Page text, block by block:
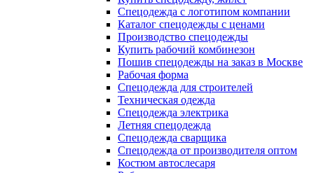
Спецодежда с логотипом компании
Каталог спецодежды с ценами
Производство спецодежды
Купить рабочий комбинезон
Пошив спецодежды на заказ в Москве
Рабочая форма
Спецодежда для строителей
Техническая одежда
Спецодежда электрика
Летняя спецодежда
Спецодежда сварщика
Спецодежда от производителя оптом
Костюм автослесаря